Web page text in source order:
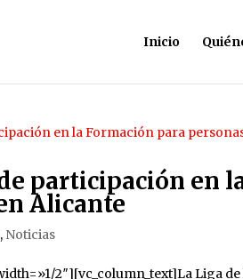
Inicio
participación en
Alicante
, Noticias
2″][vc_column_text]La Liga